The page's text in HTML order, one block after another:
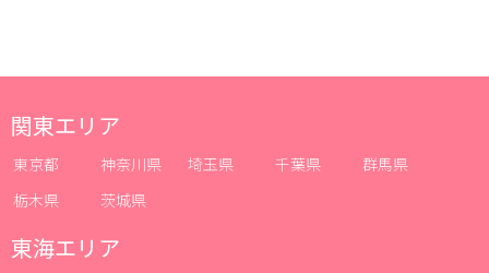
関東エリア
東京都 神奈川県 埼玉県 千葉県
群馬県
栃木県
茨城県
東海エリア